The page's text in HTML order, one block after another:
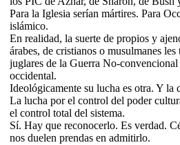
Para la Iglesia serían mártires. Para
islámico.
En realidad, la suerte de propios y
árabes, de cristianos o musulmanes
juglares de la Guerra No-
occidental.
Ideológicamente su lucha es otra. Y la
La lucha por el control del poder
el control total del sistema.
Sí. Hay que reconocerlo. Es verdad.
nos duelen prendas en admitirlo.